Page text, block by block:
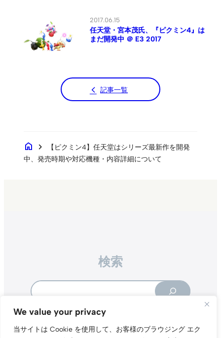
We value your privacy
当サイトは Cookie を使用して、お客様のブラウジング エク
2017.06.15
任天堂・宮本茂氏、『ピクミン4』は
まだ開発中 ＠ E3 2017
記事一覧
home chevron_right
【ピクミン4】任天堂はシリーズ最新作を開発
中、発売時期や対応機種・内容詳細について
検索